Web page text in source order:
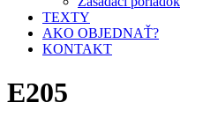
TEXTY
AKO OBJEDNAŤ?
KONTAKT
E205